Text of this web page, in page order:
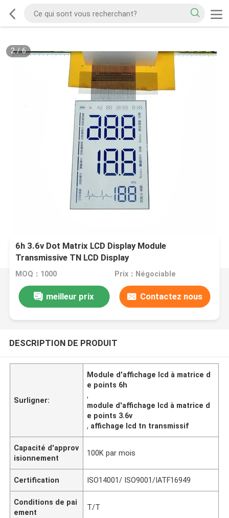
2/6
6h 3.6v Dot Matrix LCD Display Module
Transmissive TN LCD Display
MOQ：1000 Prix：Négociable
meilleur prix Contactez nous
DESCRIPTION DE PRODUIT
Surligner:
Module d'affichage lcd à matrice d
e points 6h
,
module d'affichage lcd à matrice d
e points 3.6v
, affichage lcd tn transmissif
Capacité d'approv
isionnement
100K par mois
Certification ISO14001/ ISO9001/IATF16949
Conditions de pai
ement
T/T